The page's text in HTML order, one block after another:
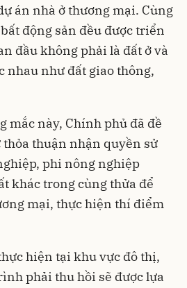
án nhà ở thương mại. Cùng
động sản đều được triển
đầu không phải là đất ở và
nhau như đất giao thông,
mắc này, Chính phủ đã đề
thuận nhận quyền sử
phi nông nghiệp
khác trong cùng thửa để
mại, thực hiện thí điểm
hiện tại khu vực đô thị,
phải thu hồi sẽ được lựa